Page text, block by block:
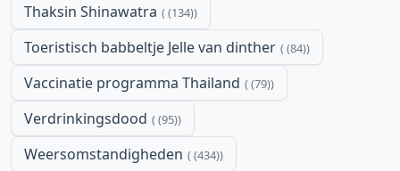
Thaksin Shinawatra (134)
Toeristisch babbeltje Jelle van dinther (84)
Vaccinatie programma Thailand (79)
Verdrinkingsdood (95)
Weersomstandigheden (434)